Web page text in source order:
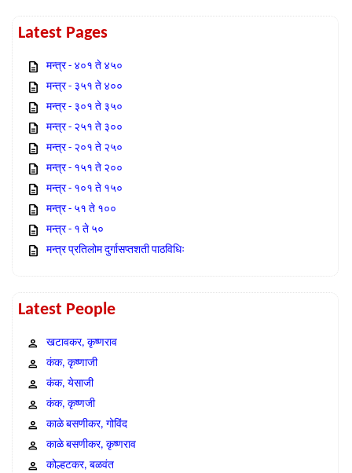
Latest Pages
मन्त्र - ४०१ ते ४५०
मन्त्र - ३५१ ते ४००
मन्त्र - ३०१ ते ३५०
मन्त्र - २५१ ते ३००
मन्त्र - २०१ ते २५०
मन्त्र - १५१ ते २००
मन्त्र - १०१ ते १५०
मन्त्र - ५१ ते १००
मन्त्र - १ ते ५०
मन्त्र प्रतिलोम दुर्गासप्तशती पाठविधिः
Latest People
खटावकर, कृष्णराव
कंक, कृष्णाजी
कंक, येसाजी
कंक, कृष्णजी
काळे बसणीकर, गोविंद
काळे बसणीकर, कृष्णराव
कोल्हटकर, बळवंत